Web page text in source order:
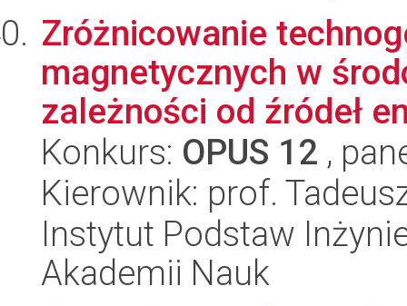
Zróżnicowanie
magnetycznych w
zależności od źródeł
Konkurs: OPUS 12 ,
Kierownik: prof.
Instytut Podstaw
Akademii Nauk